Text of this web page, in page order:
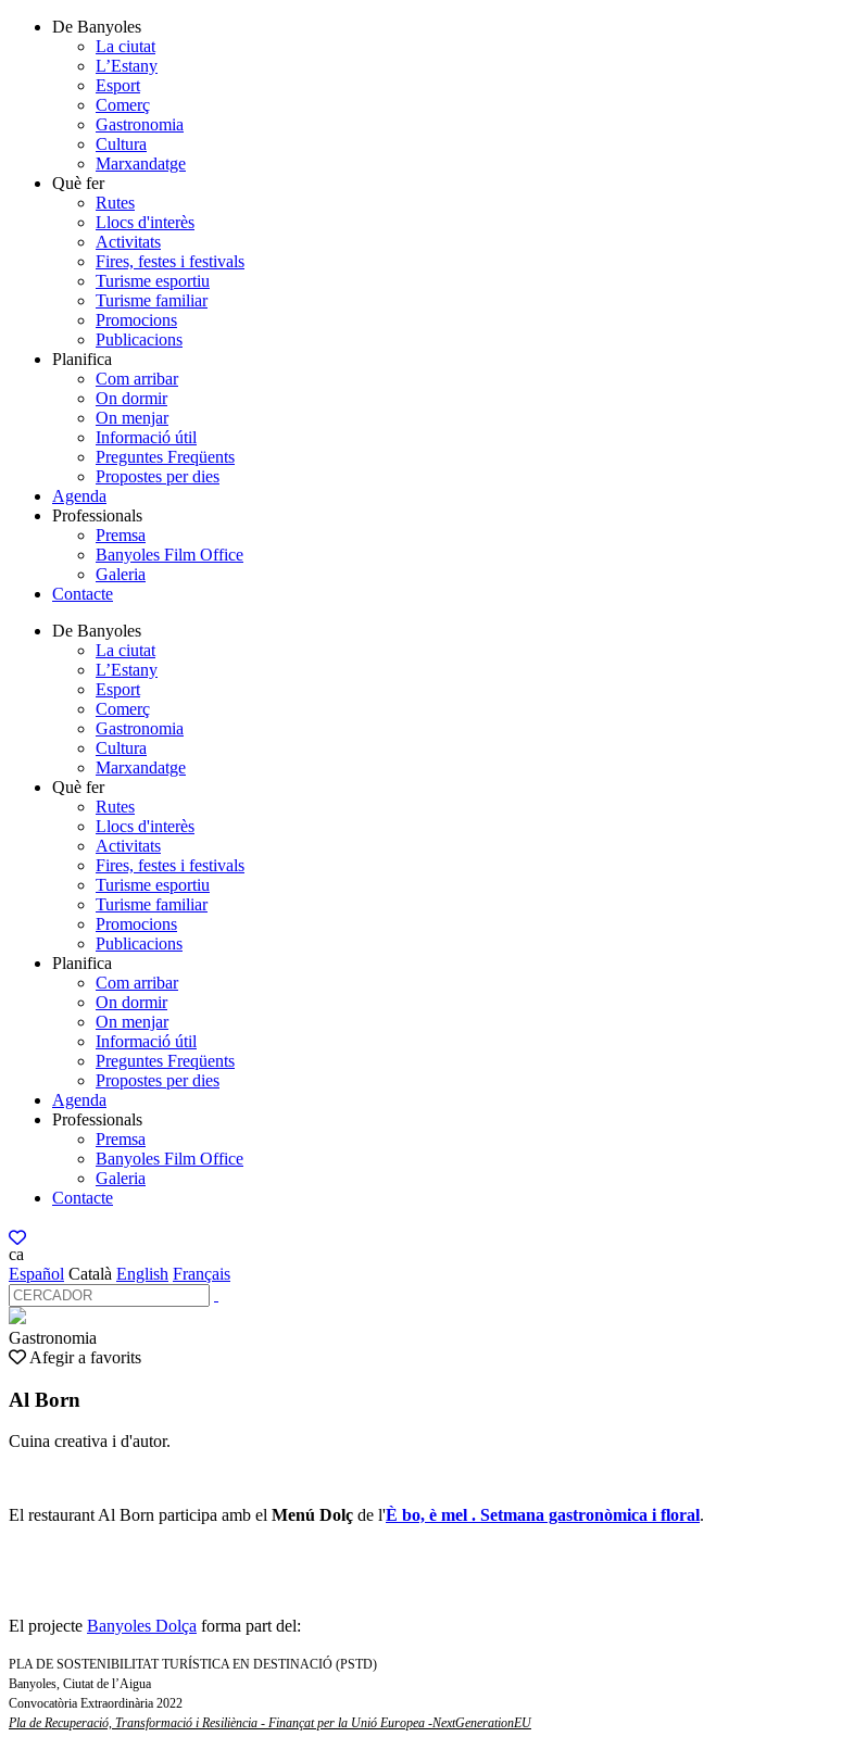
De Banyoles
La ciutat
L’Estany
Esport
Comerç
Gastronomia
Cultura
Marxandatge
Què fer
Rutes
Llocs d'interès
Activitats
Fires, festes i festivals
Turisme esportiu
Turisme familiar
Promocions
Publicacions
Planifica
Com arribar
On dormir
On menjar
Informació útil
Preguntes Freqüents
Propostes per dies
Agenda
Professionals
Premsa
Banyoles Film Office
Galeria
Contacte
De Banyoles
La ciutat
L’Estany
Esport
Comerç
Gastronomia
Cultura
Marxandatge
Què fer
Rutes
Llocs d'interès
Activitats
Fires, festes i festivals
Turisme esportiu
Turisme familiar
Promocions
Publicacions
Planifica
Com arribar
On dormir
On menjar
Informació útil
Preguntes Freqüents
Propostes per dies
Agenda
Professionals
Premsa
Banyoles Film Office
Galeria
Contacte
ca
Español Català English Français
Gastronomia
Afegir a favorits
Al Born
Cuina creativa i d'autor.
El restaurant Al Born participa amb el Menú Dolç de l'È bo, è mel . Setmana gastronòmica i floral.
El projecte Banyoles Dolça forma part del:
PLA DE SOSTENIBILITAT TURÍSTICA EN DESTINACIÓ (PSTD)
Banyoles, Ciutat de l’Aigua
Convocatòria Extraordinària 2022
Pla de Recuperació, Transformació i Resiliència - Finançat per la Unió Europea -NextGenerationEU